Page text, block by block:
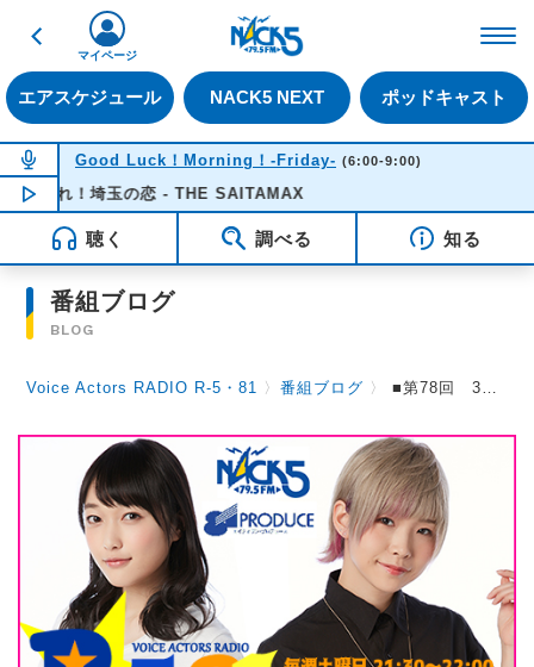
戻る
エアスケジュール NACK5 NEXT ポッドキャスト
マイページ
NOW ON AIR
Good Luck！Morning！-Friday- (6:00-9:00)
NOW PLAYING07:20
走れ！埼玉の恋 - THE SAITAMAX
聴く 調べる 知る
番組ブログ
BLOG
Voice Actors RADIO R-5・81 〉番組ブログ 〉 ■第78回 3月27日（土）放送。●澁谷梓希 i☆Ris卒業ライブ前夜祭スペシャル